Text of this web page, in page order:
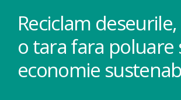
Reciclam
o tara fara poluare
economie